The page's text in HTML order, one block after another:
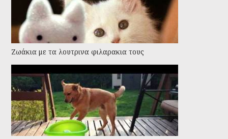
Ζωάκια με τα λουτρινα φιλαρακια τους